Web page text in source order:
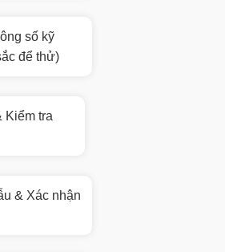
số kỹ
để thử)
Kiểm tra
& Xác nhận